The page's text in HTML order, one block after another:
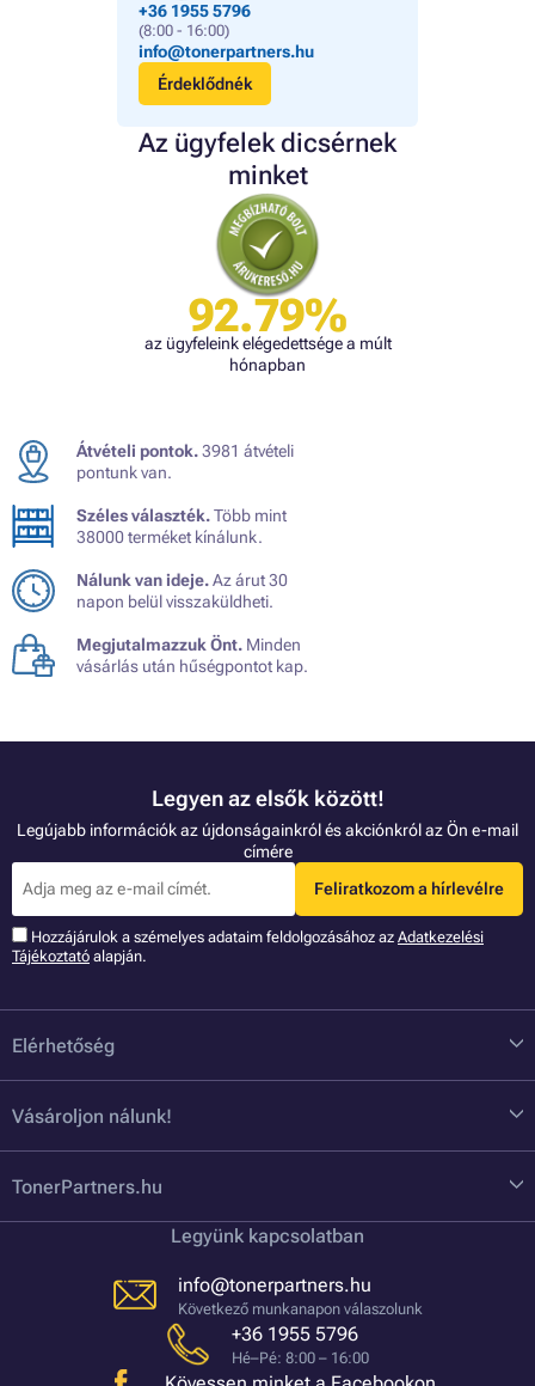
+36 1955 5796
(8:00 - 16:00)
info@tonerpartners.hu
Érdeklődnék
Az ügyfelek dicsérnek
minket
92.79%
az ügyfeleink elégedettsége a múlt
hónapban
Átvételi pontok.3981 átvételi
pontunk van.
Széles választék.Több mint
38000 terméket kínálunk.
Nálunk van ideje.Az árut 30
napon belül visszaküldheti.
Megjutalmazzuk Önt. Minden
vásárlás után hűségpontot kap.
Legyen az elsők között!
Legújabb információk az újdonságainkról és akciónkról az Ön e-mail
címére
Feliratkozom a hírlevélre
Hozzájárulok a szémelyes adataim feldolgozásához az Adatkezelési
Tájékoztató alapján.
Elérhetőség
Vásároljon nálunk!
TonerPartners.hu
Legyünk kapcsolatban
info@tonerpartners.hu
Következő munkanapon válaszolunk
+36 1955 5796
Hé–Pé: 8:00 – 16:00